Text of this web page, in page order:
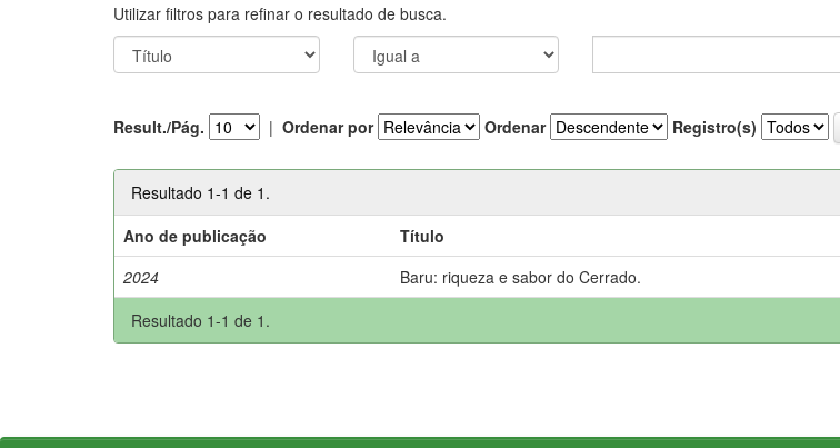
Utilizar filtros para refinar o resultado de busca.
Result./Pág. | Ordenar por Ordenar Registro(s)
Resultado 1-1 de 1.
Ano de publicação
Título
2024
Baru: riqueza e sabor do Cerrado.
Resultado 1-1 de 1.